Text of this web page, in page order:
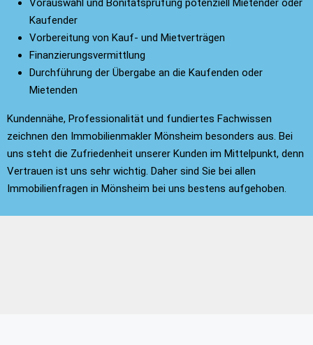
Vorauswahl und Bonitätsprüfung potenziell Mietender oder
Kaufender
Vorbereitung von Kauf- und Mietverträgen
Finanzierungsvermittlung
Durchführung der Übergabe an die Kaufenden oder
Mietenden
Kundennähe, Professionalität und fundiertes Fachwissen
zeichnen den Immobilienmakler Mönsheim besonders aus. Bei
uns steht die Zufriedenheit unserer Kunden im Mittelpunkt, denn
Vertrauen ist uns sehr wichtig. Daher sind Sie bei allen
Immobilienfragen in Mönsheim bei uns bestens aufgehoben.